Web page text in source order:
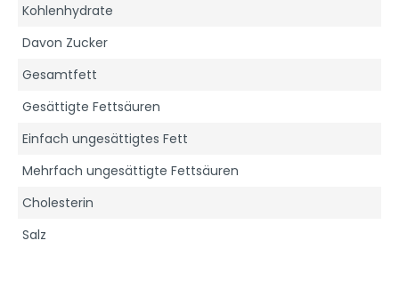
Kohlenhydrate
Davon Zucker
Gesamtfett
Gesättigte Fettsäuren
Einfach ungesättigtes Fett
Mehrfach ungesättigte Fettsäuren
Cholesterin
Salz